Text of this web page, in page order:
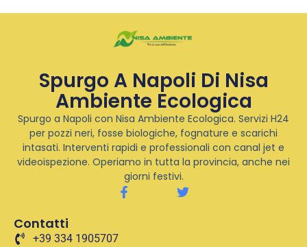
Spurgo A Napoli Di Nisa
Ambiente Ecologica
Spurgo a Napoli con Nisa Ambiente Ecologica. Servizi H24
per pozzi neri, fosse biologiche, fognature e scarichi
intasati. Interventi rapidi e professionali con canal jet e
videoispezione. Operiamo in tutta la provincia, anche nei
giorni festivi.
Contatti
+39 334 1905707